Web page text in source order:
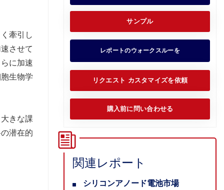
牽引し
させて
に加速
生物学
きな課
潜在的
サンプル
レポートのウォークスルーを
リクエスト カスタマイズを依頼
購入前に問い合わせる
関連レポート
シリコンアノード電池市場